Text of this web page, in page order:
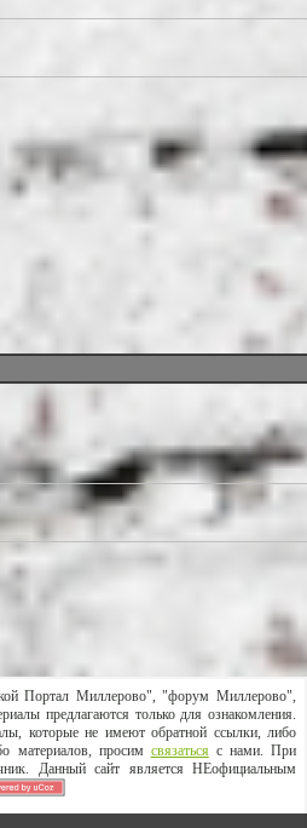
Портал Миллерово", "форум Миллерово",
предлагаются только для ознакомления.
которые не имеют обратной ссылки, либо
материалов, просим связатьсяс нами. При
Данный сайт является НЕофициальным